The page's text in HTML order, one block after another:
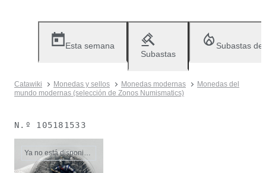
Esta semana
Subastas
Subastas
Catawiki Monedas y sellos Monedas modernas
Monedas del
mundo modernas (selección de Zonos Numismatics)
N.º 105181533
Ya no está disponible